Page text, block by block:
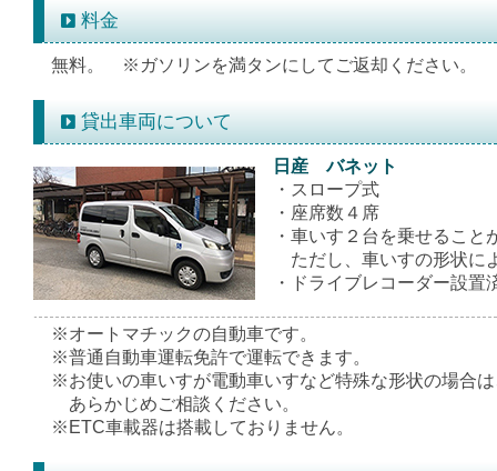
料金
無料。 ※ガソリンを満タンにしてご返却ください。
貸出車両について
日産 バネット
・スロープ式
・座席数４席
・車いす２台を乗せること
ただし、車いすの形状によ
・ドライブレコーダー設置
※オートマチックの自動車です。
※普通自動車運転免許で運転できます。
※お使いの車いすが電動車いすなど特殊な形状の場合
あらかじめご相談ください。
※ ETC車載器は搭載しておりません。